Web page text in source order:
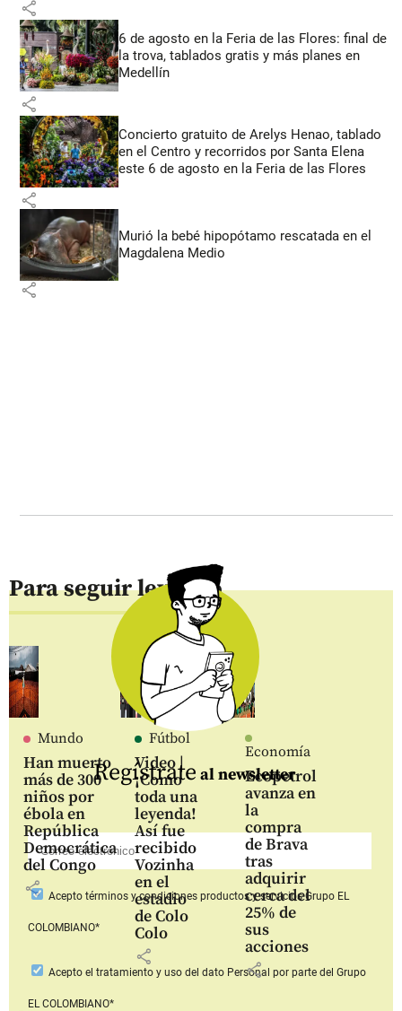
share
6 de agosto en la Feria de las Flores: final de
la trova, tablados gratis y más planes en
Medellín
share
Concierto gratuito de Arelys Henao, tablado
en el Centro y recorridos por Santa Elena
este 6 de agosto en la Feria de las Flores
share
Murió la bebé hipopótamo rescatada en el
Magdalena Medio
share
Para seguir leyendo
Mundo
Han muerto
más de 300
niños por
ébola en
República
Democrática
del Congo
share
Fútbol
Video |
¡Como
toda una
leyenda!
Así fue
recibido
Vozinha
en el
estadio
de Colo
Colo
share
Economía
Ecopetrol
avanza en
la
compra
de Brava
tras
adquirir
cerca del
25% de
sus
acciones
share
Regístrate al newsletter
Aceptotérminos y condiciones productos y serviciosGrupo EL
COLOMBIANO*
Acepto el tratamiento y uso del dato Personal por parte del Grupo
EL COLOMBIANO*